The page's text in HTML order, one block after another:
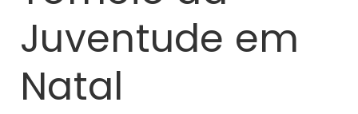
Juventude em
Natal